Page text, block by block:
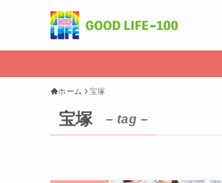
ホーム 宝塚
宝塚 – tag –